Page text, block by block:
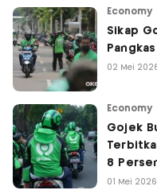
Economy
Sikap
02 Mei
Economy
Gojek
8
01 Mei